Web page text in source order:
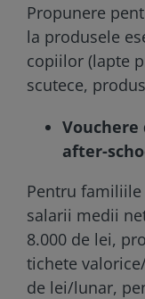
Propunere
la produsele
copiilor (lapte
scutece,
Vouchere
after-
Pentru
salarii medii
8.000 de lei,
tichete
de lei/lunar,